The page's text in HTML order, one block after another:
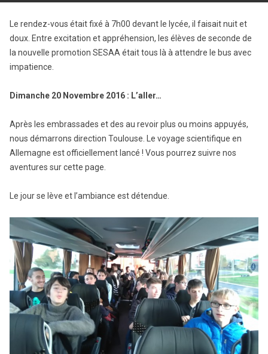
Le rendez-vous était fixé à 7h00 devant le lycée, il faisait nuit et
doux. Entre excitation et appréhension, les élèves de seconde de
la nouvelle promotion SESAA était tous là à attendre le bus avec
impatience.
Dimanche 20 Novembre 2016 : L’aller…
Après les embrassades et des au revoir plus ou moins appuyés,
nous démarrons direction Toulouse. Le voyage scientifique en
Allemagne est officiellement lancé ! Vous pourrez suivre nos
aventures sur cette page.
Le jour se lève et l’ambiance est détendue.